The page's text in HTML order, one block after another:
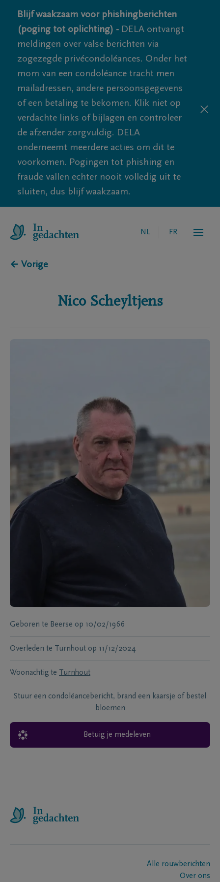
Blijf waakzaam voor phishingberichten
(poging tot oplichting) - DELA ontvangt
meldingen over valse berichten via
zogezegde privécondoléances. Onder het
mom van een condoléance tracht men
mailadressen, andere persoonsgegevens
of een betaling te bekomen. Klik niet op
verdachte links of bijlagen en controleer
de afzender zorgvuldig. DELA
onderneemt meerdere acties om dit te
voorkomen. Pogingen tot phishing en
fraude vallen echter nooit volledig uit te
sluiten, dus blijf waakzaam.
NL FR
← Vorige
Nico Scheyltjens
Geboren te Beerse op 10/02/1966
Overleden te Turnhout op 11/12/2024
Woonachtig te Turnhout
Stuur een condoléancebericht, brand een kaarsje of bestel
bloemen
Betuig je medeleven
Alle rouwberichten
Over ons